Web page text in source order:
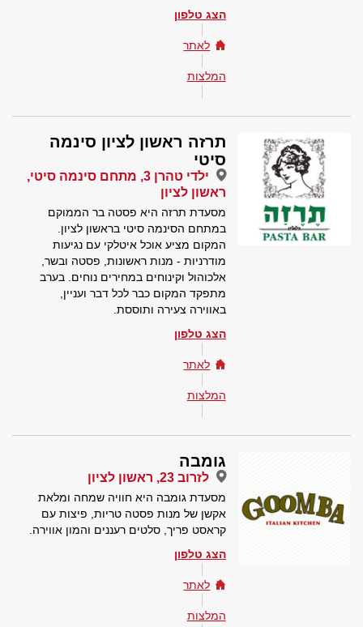
הצג טלפון
לאתר
המלצות
תרזה ראשון לציון סינמה
סיטי
ילדי טהרן 3, מתחם סינמה סיטי,
ראשון לציון
מסעדת תרזה היא פסטה בר הממוקם
במתחם הסינמה סיטי בראשון לציון.
המקום מציע אוכל איטלקי עם נגיעות
מודרניות - מנות ראשונות, פסטה ובשר,
אלכוהול וקינוחים במחירים נוחים. בערב
מתפקד המקום כבר לכל דבר ועניין,
באווירה צעירה ותוססת.
הצג טלפון
לאתר
המלצות
גומבה
לזרוב 23, ראשון לציון
מסעדת גומבה היא חוויה שמחה ומלאת
אקשן של מנות פסטה טריות, פיצות עם
קראסט פריך, סלטים רעננים והמון אווירה.
הצג טלפון
לאתר
המלצות